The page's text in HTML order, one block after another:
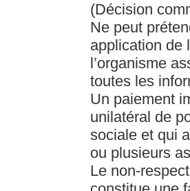
(Décision
Ne peut
application de
l’organisme
toutes les
Un paiement
unilatéral de
sociale et qui
ou plusieurs
Le non-